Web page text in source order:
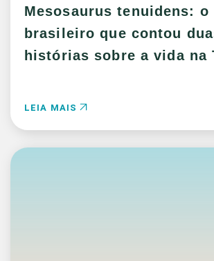
Mesosaurus tenuidens: o
brasileiro que contou
histórias sobre a vida na
LEIA MAIS